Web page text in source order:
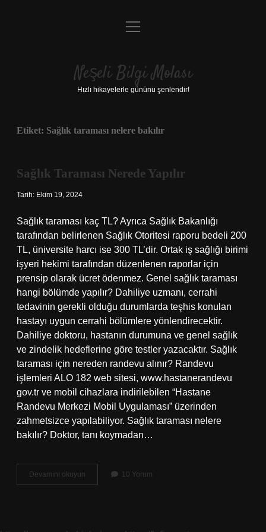
Anasayfa
Yasal Uyarı
menüyü
Neşeli Bilgi Molası
Hızlı hikayelerle gününü şenlendir!
Etiket: Sağlık taraması nelere bakılır
Sağlık Taraması Nerede Yapılır
Tarih: Ekim 19, 2024
Sağlık taraması kaç TL? Ayrıca Sağlık Bakanlığı
tarafından belirlenen Sağlık Otoritesi raporu bedeli 200
TL, üniversite harcı ise 300 TL’dir. Ortak iş sağlığı birimi
işyeri hekimi tarafından düzenlenen raporlar için
prensip olarak ücret ödenmez. Genel sağlık taraması
hangi bölümde yapılır? Dahiliye uzmanı, cerrahi
tedavinin gerekli olduğu durumlarda teşhis konulan
hastayı uygun cerrahi bölümlere yönlendirecektir.
Dahiliye doktoru, hastanın durumuna ve genel sağlık
ve zindelik hedeflerine göre testler yazacaktır. Sağlık
taraması için nereden randevu alınır? Randevu
işlemleri ALO 182 web sitesi, www.hastanerandevu
gov.tr ​​​​​​​​ve mobil cihazlara indirilebilen “Hastane
Randevu Merkezi Mobil Uygulaması” üzerinden
zahmetsizce yapılabiliyor. Sağlık taraması nelere
bakılır? Doktor, tanı koymadan…
Devamını okuyun
Taraması
10 Yorum